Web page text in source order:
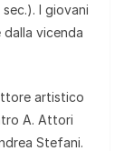
I giovani
vicenda
artistico
A. Attori
Stefani.